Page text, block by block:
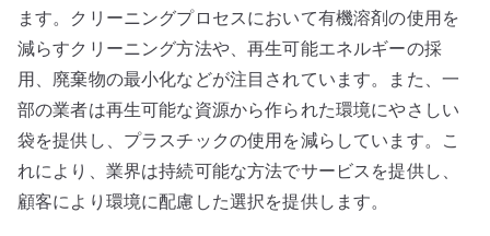
ます。クリーニングプロセスにおいて有機溶剤の使用を
減らすクリーニング方法や、再生可能エネルギーの採
用、廃棄物の最小化などが注目されています。また、一
部の業者は再生可能な資源から作られた環境にやさしい
袋を提供し、プラスチックの使用を減らしています。こ
れにより、業界は持続可能な方法でサービスを提供し、
顧客により環境に配慮した選択を提供します。